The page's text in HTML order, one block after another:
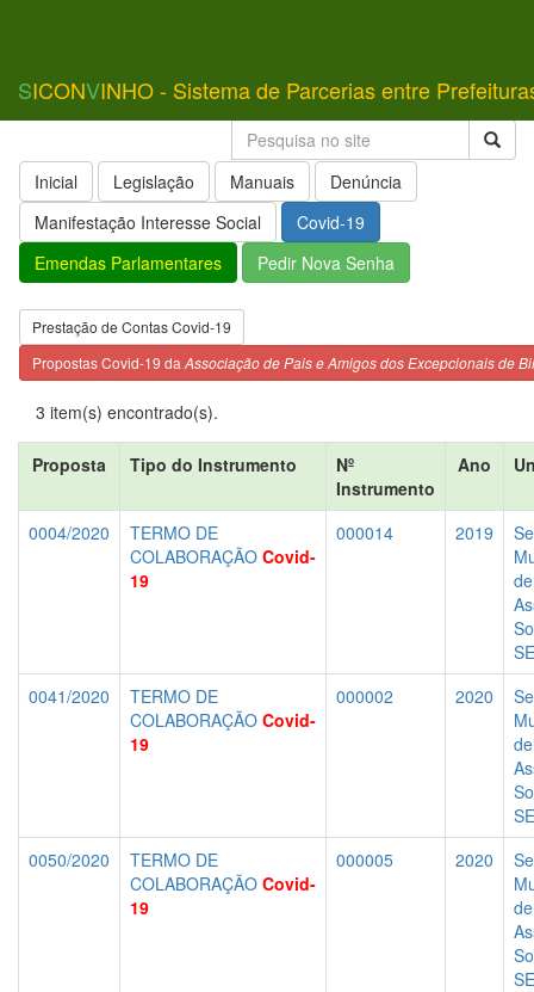
SICONVINHO - Sistema de Parcerias entre
Inicial Legislação Manuais
Denúncia
Manifestação Interesse Social
Covid-19
Emendas Parlamentares
Pedir Nova Senha
Prestação de Contas Covid-19
Propostas Covid-19 da Associação de Pais e Amigos dos Excepcionais de
3 item(s) encontrado(s).
Proposta Tipo do Instrumento
Nº
Instrumento
Ano
0004/2020
TERMO DE
COLABORAÇÃO Covid-
19
000014 2019
de
0041/2020
TERMO DE
COLABORAÇÃO Covid-
19
000002 2020
de
0050/2020
TERMO DE
COLABORAÇÃO Covid-
19
000005 2020
de